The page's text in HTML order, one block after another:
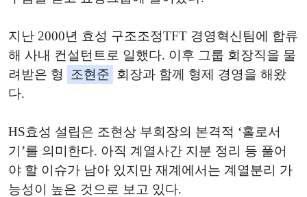
지난 2000년 효성 구조조정TFT 경영혁신팀에 합류
해 사내 컨설턴트로 일했다. 이후 그룹 회장직을 물
려받은 형
조현준 회장과 함께 형제 경영을 해왔
다.
HS효성 설립은 조현상 부회장의 본격적 ‘홀로서
기’를 의미한다. 아직 계열사간 지분 정리 등 풀어
야 할 이슈가 남아 있지만 재계에서는 계열분리 가
능성이 높은 것으로 보고 있다.